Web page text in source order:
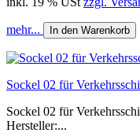
mehr... In den Warenkorb
Sockel 02 für
Sockel 02 für
Hersteller:...